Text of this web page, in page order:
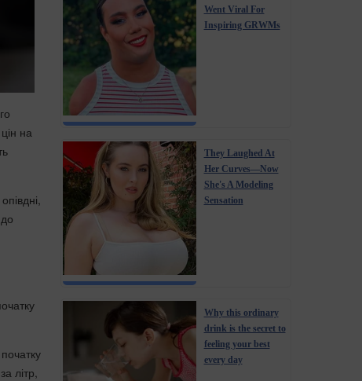
на
літр,
Went Viral For
Inspiring GRWMs
They Laughed At
Her Curves—Now
She's A Modeling
Sensation
Why this ordinary
drink is the secret to
feeling your best
every day